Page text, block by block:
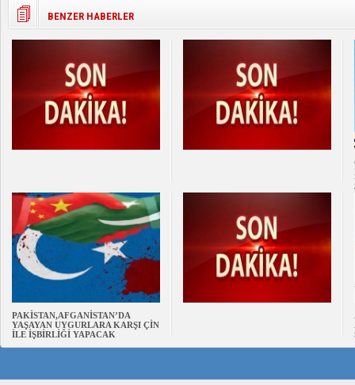
BENZER HABERLER
PAKİSTAN,AFGANİSTAN’DA
YAŞAYAN UYGURLARA KARŞI ÇİN
İLE İŞBİRLİĞİ YAPACAK